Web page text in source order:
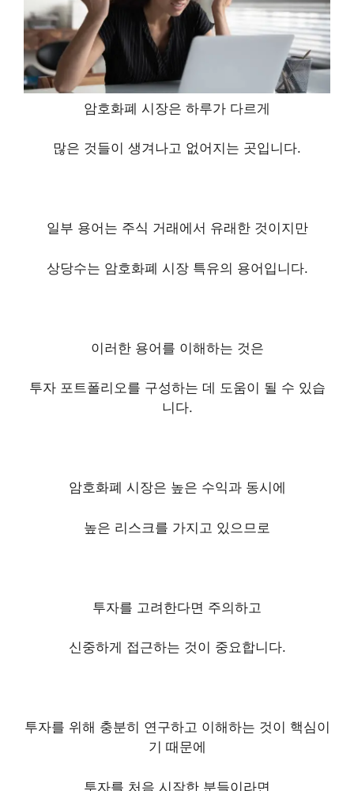
암호화폐 시장은 하루가 다르게
많은 것들이 생겨나고 없어지는 곳입니다.
일부 용어는 주식 거래에서 유래한 것이지만
상당수는 암호화폐 시장 특유의 용어입니다.
이러한 용어를 이해하는 것은
투자 포트폴리오를 구성하는 데 도움이 될 수 있습
니다.
암호화폐 시장은 높은 수익과 동시에
높은 리스크를 가지고 있으므로
투자를 고려한다면 주의하고
신중하게 접근하는 것이 중요합니다.
투자를 위해 충분히 연구하고 이해하는 것이 핵심이
기 때문에
투자를 처음 시작한 분들이라면